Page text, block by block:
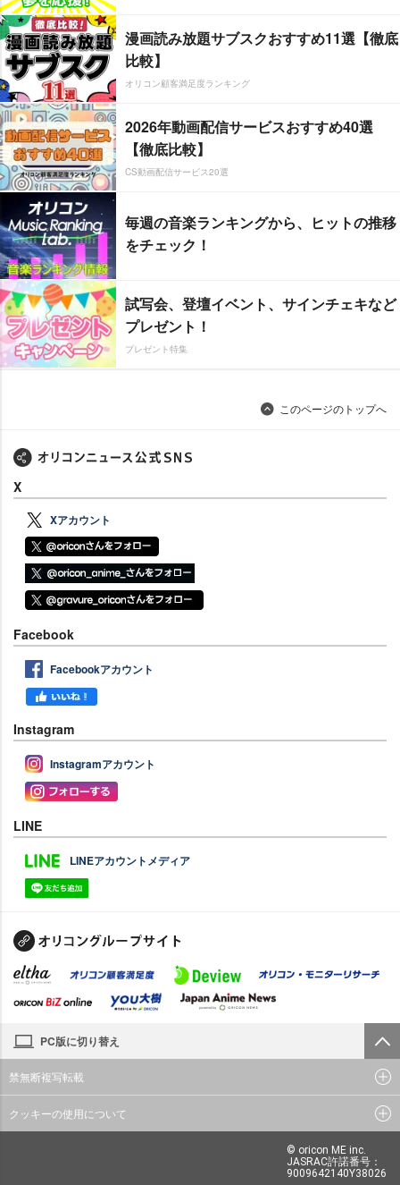
漫画読み放題サブスクおすすめ11選【徹底
比較】
オリコン顧客満足度ランキング
2026年動画配信サービスおすすめ40選
【徹底比較】
CS動画配信サービス20選
毎週の音楽ランキングから、ヒットの推移
をチェック！
試写会、登壇イベント、サインチェキなど
プレゼント！
プレゼント特集
このページのトップへ
X
Xアカウント
Facebook
Facebookアカウント
Instagram
Instagramアカウント
LINE
LINEアカウントメディア
PC版に切り替え
禁無断複写転載
クッキーの使用について
© oricon ME inc.
JASRAC許諾番号：
9009642140Y38026